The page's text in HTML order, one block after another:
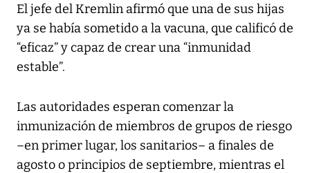
El jefe del Kremlin afirmó que una de sus hijas
ya se había sometido a la vacuna, que calificó de
“eficaz” y capaz de crear una “inmunidad
estable”.
Las autoridades esperan comenzar la
inmunización de miembros de grupos de riesgo
–en primer lugar, los sanitarios– a finales de
agosto o principios de septiembre, mientras el